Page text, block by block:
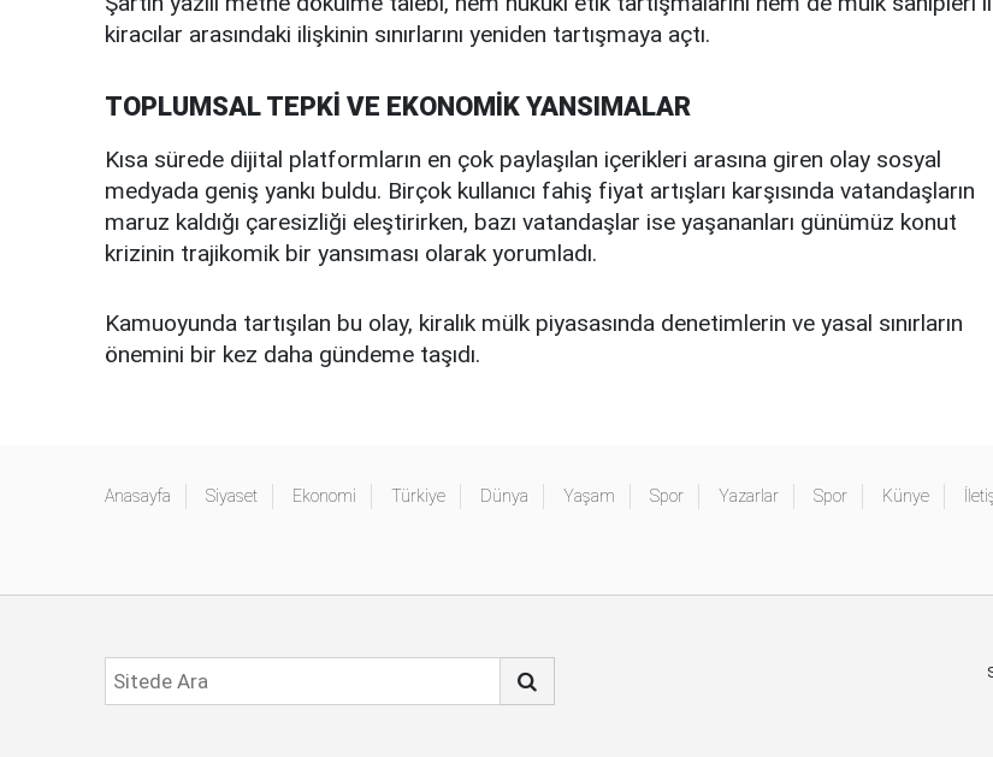
kiracılar arasındaki ilişkinin sınırlarını yeniden tartışmaya açtı.
TOPLUMSAL TEPKİ VE EKONOMİK YANSIMALAR
Kısa sürede dijital platformların en çok paylaşılan içerikleri arasına giren olay sosyal
medyada geniş yankı buldu. Birçok kullanıcı fahiş fiyat artışları karşısında vatandaşların
maruz kaldığı çaresizliği eleştirirken, bazı vatandaşlar ise yaşananları günümüz konut
krizinin trajikomik bir yansıması olarak yorumladı.
Kamuoyunda tartışılan bu olay, kiralık mülk piyasasında denetimlerin ve yasal sınırların
önemini bir kez daha gündeme taşıdı.
Anasayfa Siyaset Ekonomi Türkiye Dünya Yaşam Spor Yazarlar Spor Künye